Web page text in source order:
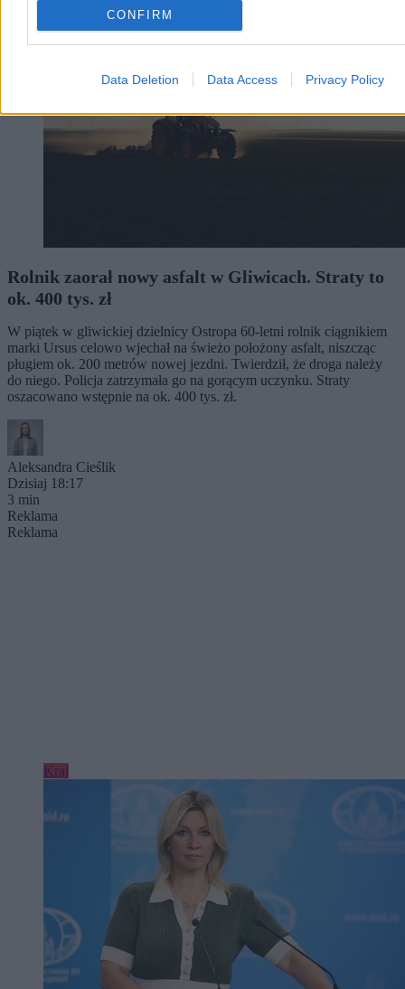
CONFIRM
Data Deletion Data Access Privacy Policy
Rolnik zaorał nowy asfalt w Gliwicach. Straty to
ok. 400 tys. zł
W piątek w gliwickiej dzielnicy Ostropa 60-letni rolnik ciągnikiem
marki Ursus celowo wjechał na świeżo położony asfalt, niszcząc
pługiem ok. 200 metrów nowej jezdni. Twierdził, że droga należy
do niego. Policja zatrzymała go na gorącym uczynku. Straty
oszacowano wstępnie na ok. 400 tys. zł.
Aleksandra Cieślik
Dzisiaj 18:17
3 min
Reklama
Reklama
Kraj